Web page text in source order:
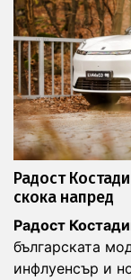
Радост
скока напред
Радост
българската
инфлуенсър и